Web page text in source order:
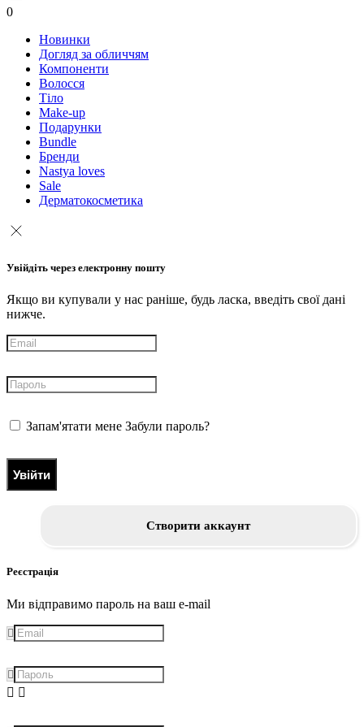
0
Новинки
Догляд за обличчям
Компоненти
Волосся
Тіло
Make-up
Подарунки
Bundle
Бренди
Nastya loves
Sale
Дерматокосметика
Увійдіть через електронну пошту
Якщо ви купували у нас раніше, будь ласка, введіть свої дані
нижче.
Запам'ятати мене Забули пароль?
Увійти
Створити аккаунт
Реєстрація
Ми відправимо пароль на ваш e-mail